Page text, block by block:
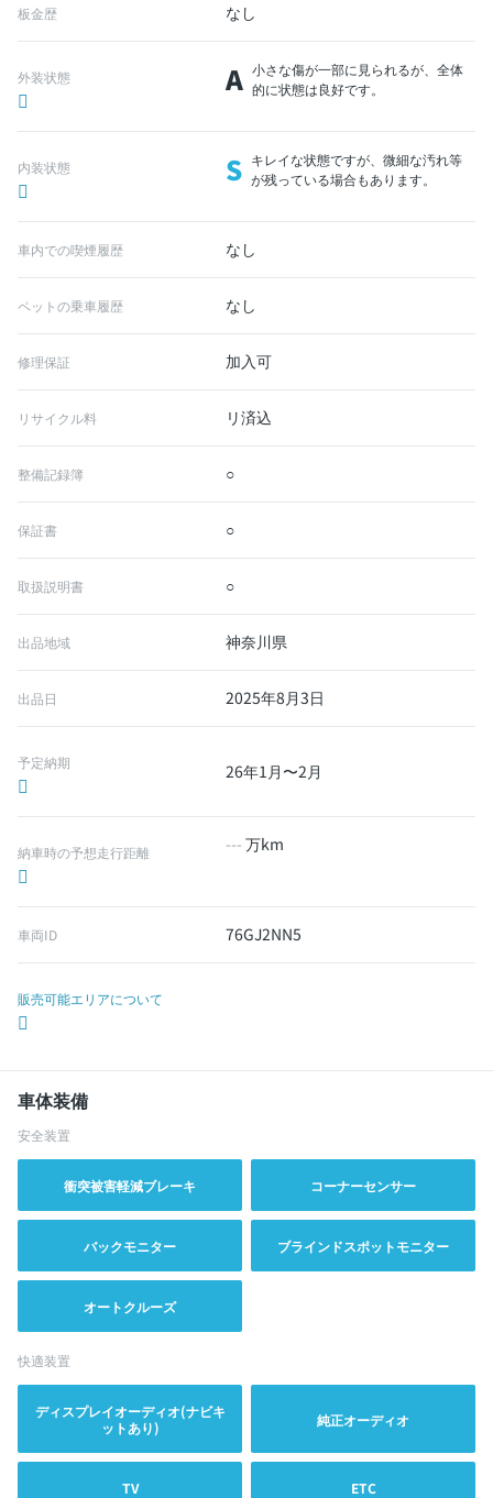
板金歴 なし
外装状態 A 小さな傷が一部に見られるが、全体
的に状態は良好です。
内装状態 S キレイな状態ですが、微細な汚れ等
が残っている場合もあります。
車内での喫煙履歴 なし
ペットの乗車履歴 なし
修理保証 加入可
リサイクル料 リ済込
整備記録簿 ○
保証書 ○
取扱説明書 ○
出品地域 神奈川県
出品日 2025年8月3日
予定納期 26年1月〜2月
納車時の予想走行距離 --- 万km
車両ID 76GJ2NN5
販売可能エリアについて
車体装備
安全装置
衝突被害軽減ブレーキ コーナーセンサー
バックモニター ブラインドスポットモニター
オートクルーズ
快適装置
ディスプレイオーディオ(ナビキ
ットあり)
純正オーディオ
TV ETC